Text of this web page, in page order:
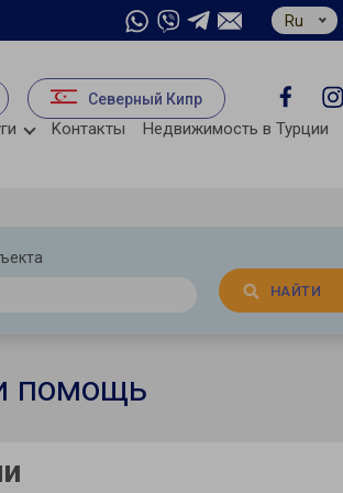
Ru
Северный Кипр
Kонтакты Недвижимость в Турции
НАЙТИ
помощь